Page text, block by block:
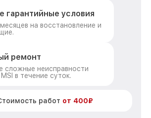
гарантийные условия
на восстановление и
ремонт
сложные неисправности
в течение суток.
работ от 400₽